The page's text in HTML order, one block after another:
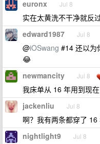
euronx Jul 8
实在太黄洗不干净就反
edward1987 Jul 8
@iOSwang #14 还以为
😂
newmancity Jul 8
我床单从 16 年用到现在
jackenliu Jul 8
啊？我有两条都穿了 16
nightlight9 Jul 8